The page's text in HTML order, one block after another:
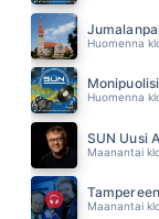
06.01
Huomenna
Huomenna
SUN Uusi
Maanantai
Maanantai